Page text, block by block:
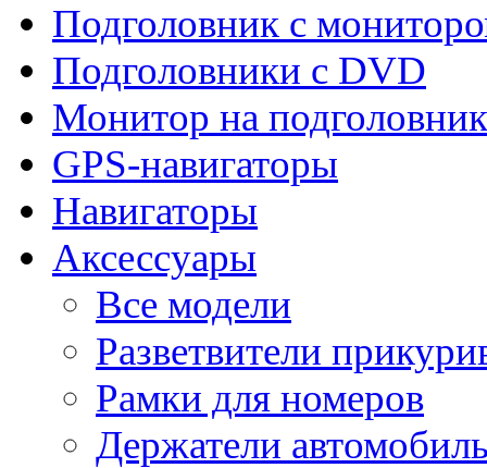
Подголовник с
Подголовники с DVD
Монитор на подголовник
GPS-навигаторы
Навигаторы
Аксессуары
Все модели
Разветвители
Рамки для номеров
Держатели